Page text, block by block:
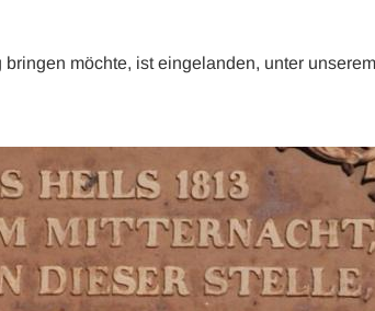
möchte, ist eingelanden, unter unserem